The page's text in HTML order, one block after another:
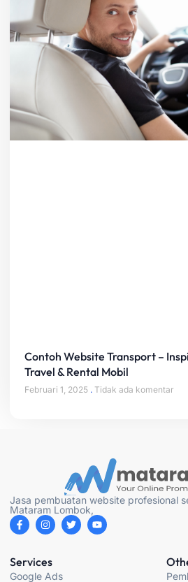
Contoh Website Transport –
Travel & Rental Mobil
Februari 1, 2025 Tidak ada komentar
Jasa pembuatan website profesional
Mataram Lombok,
F
a
c
b
o
o
I
n
s
a
g
r
T
w
i
Y
o
u
Services
Google Ads